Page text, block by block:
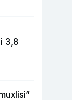
3,8